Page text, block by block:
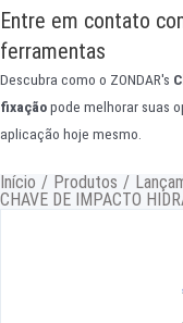
Entre em contato
ferramentas
Descubra como o ZONDAR's
fixaçãopode melhorar suas
aplicação hoje mesmo.
Início / Produtos /
CHAVE DE IMPACTO